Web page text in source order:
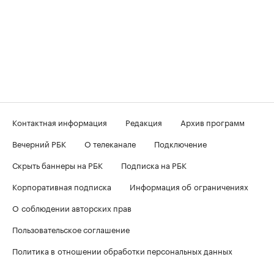
Контактная информация Редакция
Архив программ
Вечерний РБК
О телеканале
Подключение
Скрыть баннеры на РБК
Подписка на РБК
Корпоративная подписка
Информация об ограничениях
О соблюдении авторских прав
Пользовательское соглашение
Политика в отношении обработки персональных данных